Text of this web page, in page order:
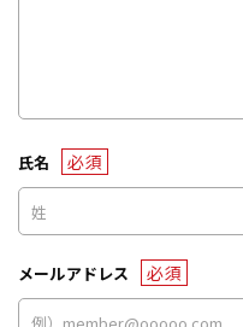
氏名 必須
メールアドレス 必須